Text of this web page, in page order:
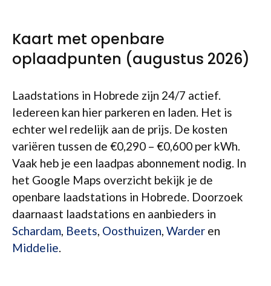
Kaart met openbare
oplaadpunten (augustus 2026)
Laadstations in Hobrede zijn 24/7 actief.
Iedereen kan hier parkeren en laden. Het is
echter wel redelijk aan de prijs. De kosten
variëren tussen de €0,290 – €0,600 per kWh.
Vaak heb je een laadpas abonnement nodig. In
het Google Maps overzicht bekijk je de
openbare laadstations in Hobrede. Doorzoek
daarnaast laadstations en aanbieders in
Schardam, Beets, Oosthuizen, Warder en
Middelie.